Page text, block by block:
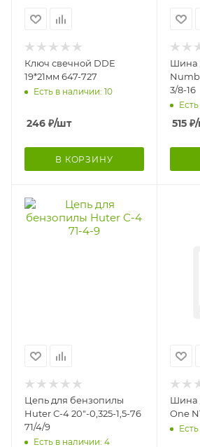
Ключ свечной DDE
19*21мм 647-727
Есть в наличии: 10
246 ₽/шт
В КОРЗИНУ
Шина
3/8-16
515₽
Цепь для бензопилы
Huter С-4 20"-0,325-1,5-76
71/4/9
Есть в наличии: 4
Шина
One